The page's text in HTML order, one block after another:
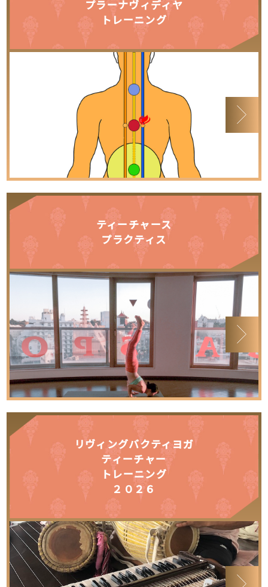
プラーナヴィディヤ
トレーニング
ティーチャース
プラクティス
リヴィングバクティヨガ
ティーチャー
トレーニング
２０２６